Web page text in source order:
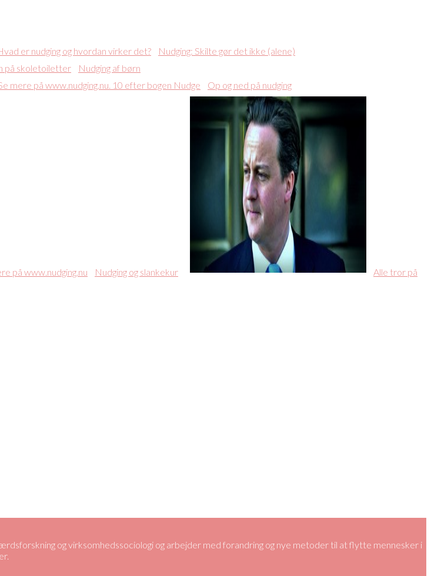
Nudging: Skilte gør det ikke (alene)
Nudging af børn
Op og ned på nudging
Nudging og slankekur Alle tror på
og virksomhedssociologi og arbejder med forandring og nye metoder til at flytte mennesker i